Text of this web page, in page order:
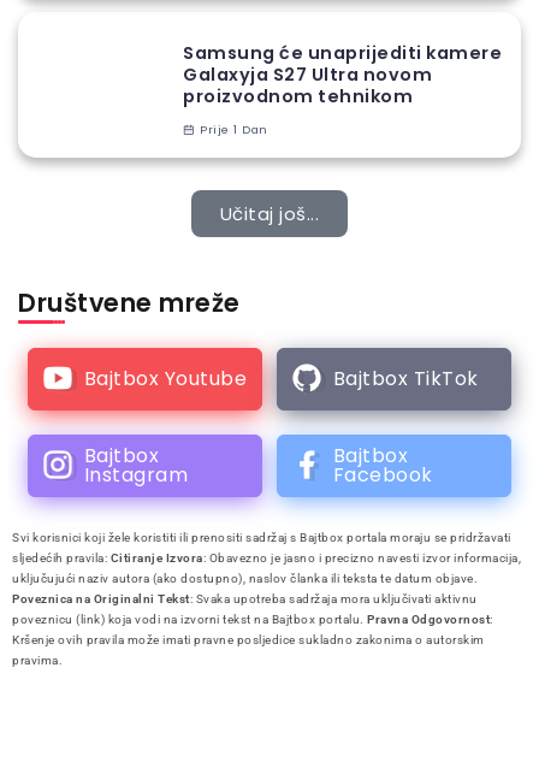
Samsung će unaprijediti kamere
Galaxyja S27 Ultra novom
proizvodnom tehnikom
Prije 1 Dan
Učitaj još...
Društvene mreže
Bajtbox Youtube Bajtbox TikTok
Bajtbox
Instagram
Bajtbox
Facebook
Svi korisnici koji žele koristiti ili prenositi sadržaj s Bajtbox portala moraju se pridržavati
sljedećih pravila: Citiranje Izvora: Obavezno je jasno i precizno navesti izvor informacija,
uključujući naziv autora (ako dostupno), naslov članka ili teksta te datum objave.
Poveznica na Originalni Tekst: Svaka upotreba sadržaja mora uključivati aktivnu
poveznicu (link) koja vodi na izvorni tekst na Bajtbox portalu. Pravna Odgovornost:
Kršenje ovih pravila može imati pravne posljedice sukladno zakonima o autorskim
pravima.